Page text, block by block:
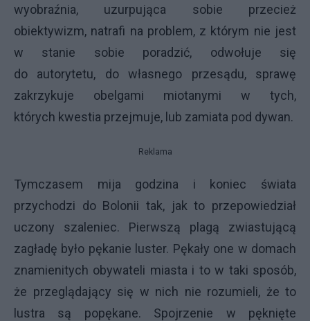
wyobraźnia, uzurpująca sobie przecież
obiektywizm, natrafi na problem, z którym nie jest
w stanie sobie poradzić, odwołuje się
do autorytetu, do własnego przesądu, sprawę
zakrzykuje obelgami miotanymi w tych,
których kwestia przejmuje, lub zamiata pod dywan.
Reklama
Tymczasem mija godzina i koniec świata
przychodzi do Bolonii tak, jak to przepowiedział
uczony szaleniec. Pierwszą plagą zwiastującą
zagładę było pękanie luster. Pękały one w domach
znamienitych obywateli miasta i to w taki sposób,
że przeglądający się w nich nie rozumieli, że to
lustra są popękane. Spojrzenie w pęknięte